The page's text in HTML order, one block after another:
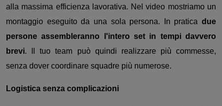
alla massima efficienza lavorativa. Nel video mostriamo un
montaggio eseguito da una sola persona. In pratica due
persone assembleranno l'intero set in tempi davvero
brevi. Il tuo team può quindi realizzare più commesse,
senza dover coordinare squadre più numerose.
Logistica senza complicazioni